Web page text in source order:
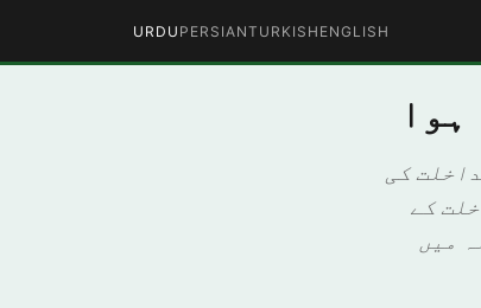
ENGLISH
TURKISH
PERSIAN
URDU
کی مداخلت کی
کے
میں